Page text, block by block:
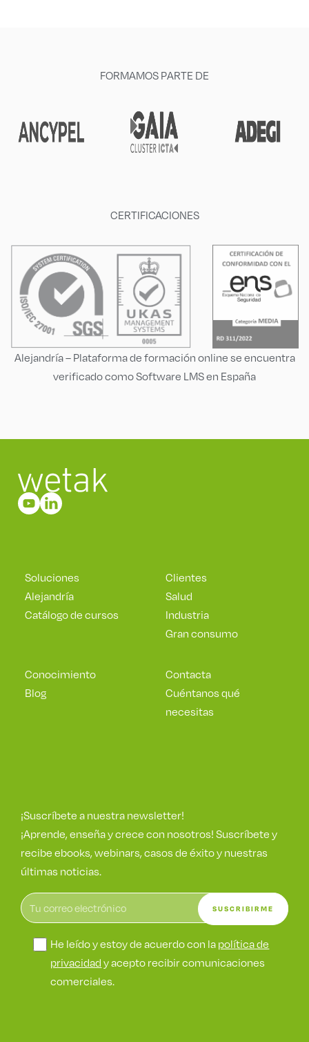
FORMAMOS PARTE DE
CERTIFICACIONES
Alejandría – Plataforma de formación online se encuentra
verificado como Software LMS en España
Soluciones
Alejandría
Catálogo de cursos
Clientes
Salud
Industria
Gran consumo
Conocimiento
Blog
Contacta
Cuéntanos qué
necesitas
¡Suscríbete a nuestra newsletter!
¡Aprende, enseña y crece con nosotros! Suscríbete y
recibe ebooks, webinars, casos de éxito y nuestras
últimas noticias.
He leído y estoy de acuerdo con la política de
privacidad y acepto recibir comunicaciones
comerciales.